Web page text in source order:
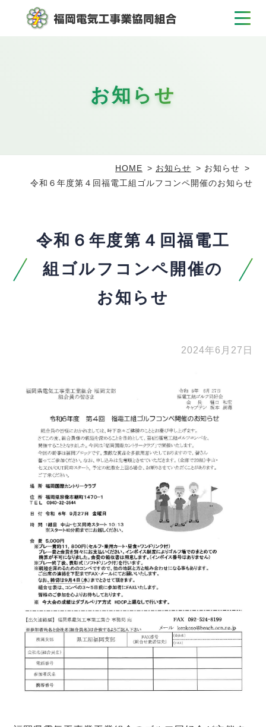
お知らせ
HOME お知らせ
お知らせ
令和６年度第４回福電工組ゴルフコンペ開催のお知らせ
令和６年度第４回福電工
組ゴルフコンペ開催の
お知らせ
2024年6月27日